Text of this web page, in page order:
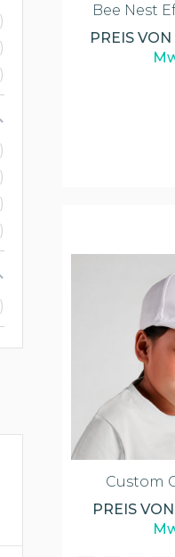
Bee Nest
PREIS VON
Custom
PREIS VON